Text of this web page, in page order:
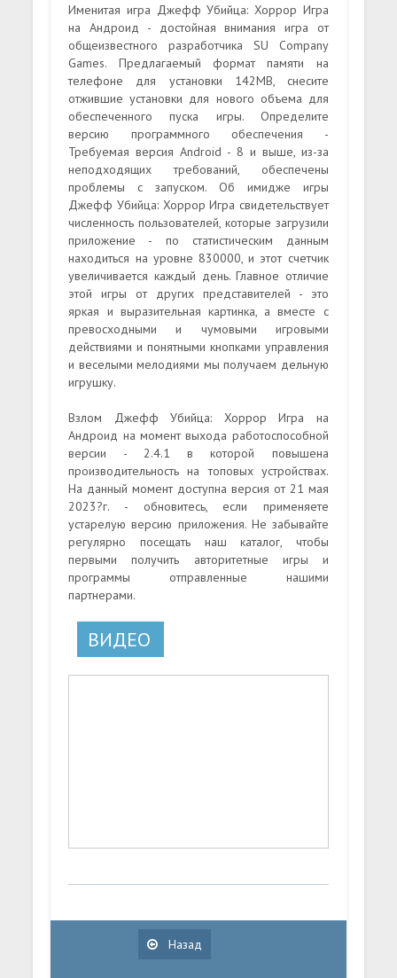
Именитая игра Джефф Убийца: Хоррор Игра
на Андроид - достойная внимания игра от
общеизвестного разработчика SU Company
Games. Предлагаемый формат памяти на
телефоне для установки 142MB, снесите
отжившие установки для нового объема для
обеспеченного пуска игры. Определите
версию программного обеспечения -
Требуемая версия Android - 8 и выше, из-за
неподходящих требований, обеспечены
проблемы с запуском. Об имидже игры
Джефф Убийца: Хоррор Игра свидетельствует
численность пользователей, которые загрузили
приложение - по статистическим данным
находиться на уровне 830000, и этот счетчик
увеличивается каждый день. Главное отличие
этой игры от других представителей - это
яркая и выразительная картинка, а вместе с
превосходными и чумовыми игровыми
действиями и понятными кнопками управления
и веселыми мелодиями мы получаем дельную
игрушку.
Взлом Джефф Убийца: Хоррор Игра на
Андроид на момент выхода работоспособной
версии - 2.4.1 в которой повышена
производительность на топовых устройствах.
На данный момент доступна версия от 21 мая
2023?г. - обновитесь, если применяете
устарелую версию приложения. Не забывайте
регулярно посещать наш каталог, чтобы
первыми получить авторитетные игры и
программы отправленные нашими
партнерами.
ВИДЕО
Назад